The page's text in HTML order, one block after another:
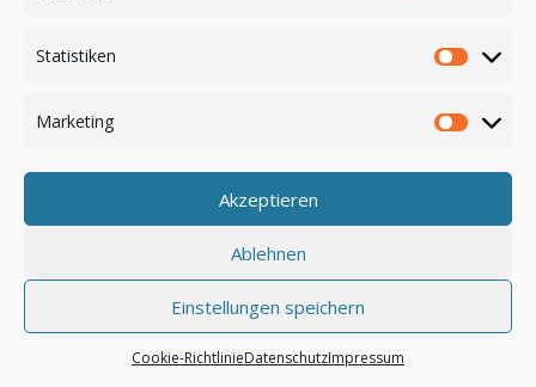
Statistiken
Marketing
Akzeptieren
Ablehnen
Einstellungen speichern
Cookie-RichtlinieDatenschutzImpressum
Anmelden
© by safar-reiseblog.de